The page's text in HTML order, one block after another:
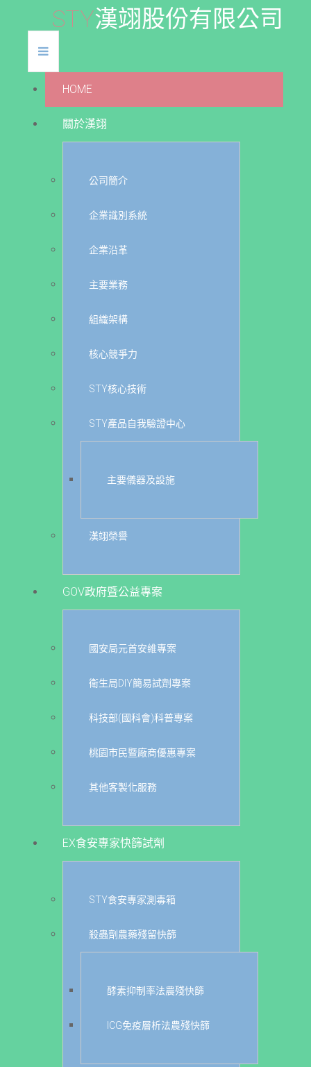
STY漢翊股份有限公司
HOME
關於漢翊
公司簡介
企業識別系統
企業沿革
主要業務
組織架構
核心競爭力
STY核心技術
STY產品自我驗證中心
主要儀器及設施
漢翊榮譽
GOV政府暨公益專案
國安局元首安維專案
衛生局DIY簡易試劑專案
科技部(國科會)科普專案
桃園市民暨廠商優惠專案
其他客製化服務
EX食安專家快篩試劑
STY食安專家測毒箱
殺蟲劑農藥殘留快篩
酵素抑制率法農殘快篩
ICG免疫層析法農殘快篩